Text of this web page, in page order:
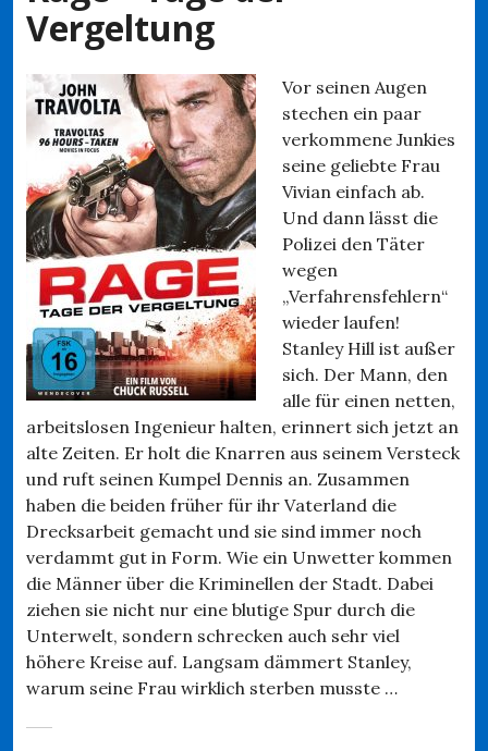
Vergeltung
Vor seinen Augen
stechen ein paar
verkommene Junkies
seine geliebte Frau
Vivian einfach ab.
Und dann lässt die
Polizei den Täter
wegen
„Verfahrensfehlern“
wieder laufen!
Stanley Hill ist außer
sich. Der Mann, den
alle für einen netten,
arbeitslosen Ingenieur halten, erinnert sich jetzt an
alte Zeiten. Er holt die Knarren aus seinem Versteck
und ruft seinen Kumpel Dennis an. Zusammen
haben die beiden früher für ihr Vaterland die
Drecksarbeit gemacht und sie sind immer noch
verdammt gut in Form. Wie ein Unwetter kommen
die Männer über die Kriminellen der Stadt. Dabei
ziehen sie nicht nur eine blutige Spur durch die
Unterwelt, sondern schrecken auch sehr viel
höhere Kreise auf. Langsam dämmert Stanley,
warum seine Frau wirklich sterben musste …